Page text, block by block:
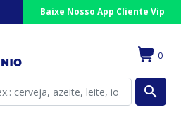
Baixe Nosso App Cliente Vip
0
search